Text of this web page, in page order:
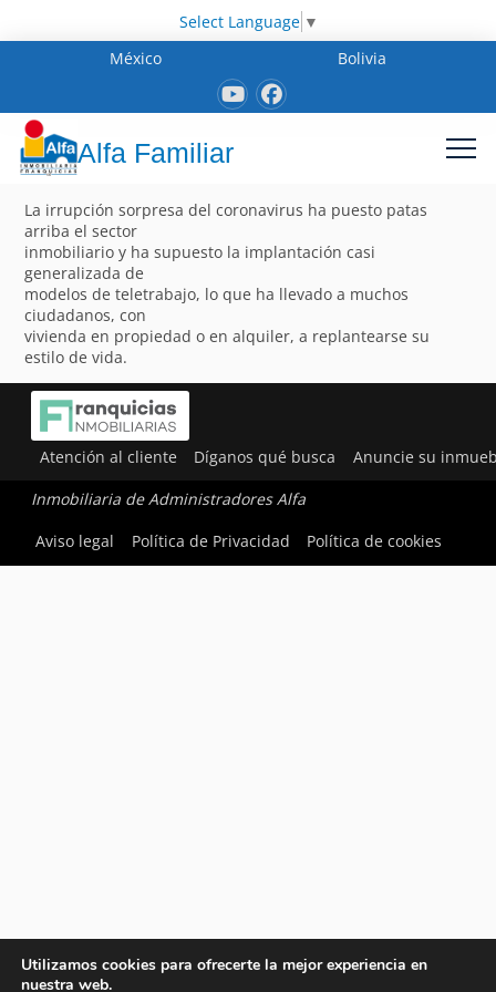
Select Language ▼
México
Bolivia
Alfa Familiar
La irrupción sorpresa del coronavirus ha puesto patas
arriba el sector
inmobiliario y ha supuesto la implantación casi
generalizada de
modelos de teletrabajo, lo que ha llevado a muchos
ciudadanos, con
vivienda en propiedad o en alquiler, a replantearse su
estilo de vida.
Atención al cliente Díganos qué busca Anuncie su
Inmobiliaria de Administradores Alfa
Aviso legal
Política de Privacidad Política de cookies
Utilizamos cookies para ofrecerte la mejor experiencia en
nuestra web.